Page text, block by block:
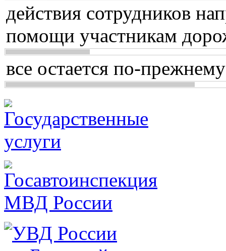
действия сотрудников
помощи участникам
все остается по-